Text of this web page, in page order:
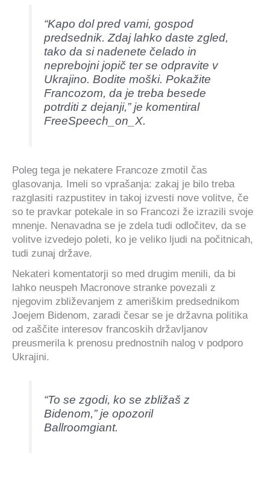
“Kapo dol pred vami, gospod
predsednik. Zdaj lahko daste zgled,
tako da si nadenete čelado in
neprebojni jopič ter se odpravite v
Ukrajino. Bodite moški. Pokažite
Francozom, da je treba besede
potrditi z dejanji,” je komentiral
FreeSpeech_on_X.
Poleg tega je nekatere Francoze zmotil čas
glasovanja. Imeli so vprašanja: zakaj je bilo treba
razglasiti razpustitev in takoj izvesti nove volitve, če
so te pravkar potekale in so Francozi že izrazili svoje
mnenje. Nenavadna se je zdela tudi odločitev, da se
volitve izvedejo poleti, ko je veliko ljudi na počitnicah,
tudi zunaj države.
Nekateri komentatorji so med drugim menili, da bi
lahko neuspeh Macronove stranke povezali z
njegovim zbliževanjem z ameriškim predsednikom
Joejem Bidenom, zaradi česar se je državna politika
od zaščite interesov francoskih državljanov
preusmerila k prenosu prednostnih nalog v podporo
Ukrajini.
“To se zgodi, ko se zbližaš z
Bidenom,” je opozoril
Ballroomgiant.